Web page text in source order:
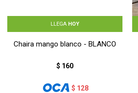
LLEGA HOY
Chaira mango blanco - BLANCO
$ 160
$ 128